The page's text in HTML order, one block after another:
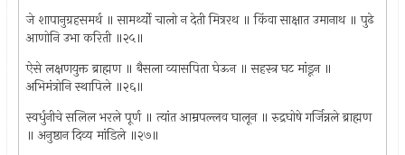
जे शापानुग्रहसमर्थ ॥ सामर्थ्यो चालो न देती मित्ररथ ॥ किंवा साक्षात उमानाथ ॥ पुढे
आणोनि उभा करिती ॥२५॥
ऐसे लक्षणयुक्त ब्राह्मण ॥ बैसला व्यासपिता घेऊन ॥ सहस्त्र घट मांडून ॥
अभिमंत्रोनि स्थापिले ॥२६॥
स्वर्धुनीचे सलिल भरले पूर्ण ॥ त्यांत आम्रपल्लव घालून ॥ रुद्रघोषे गर्जिन्नले ब्राह्मण
॥ अनुष्ठान दिव्य मांडिले ॥२७॥